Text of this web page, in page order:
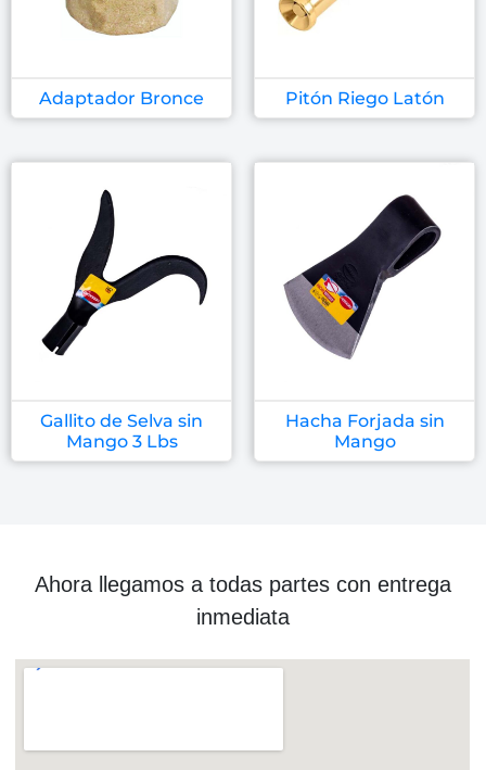
Adaptador Bronce Pitón Riego Latón
Gallito de Selva sin
Mango 3 Lbs
Hacha Forjada sin
Mango
Ahora llegamos a todas partes con entrega
inmediata